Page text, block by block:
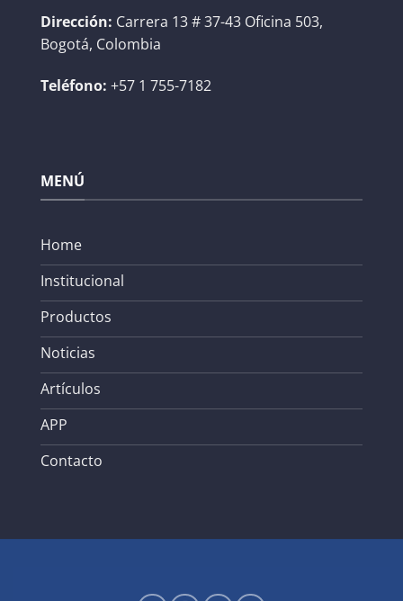
Dirección: Carrera 13 # 37-43 Oficina 503,
Bogotá, Colombia
Teléfono: +57 1 755-7182
MENÚ
Home
Institucional
Productos
Noticias
Artículos
APP
Contacto